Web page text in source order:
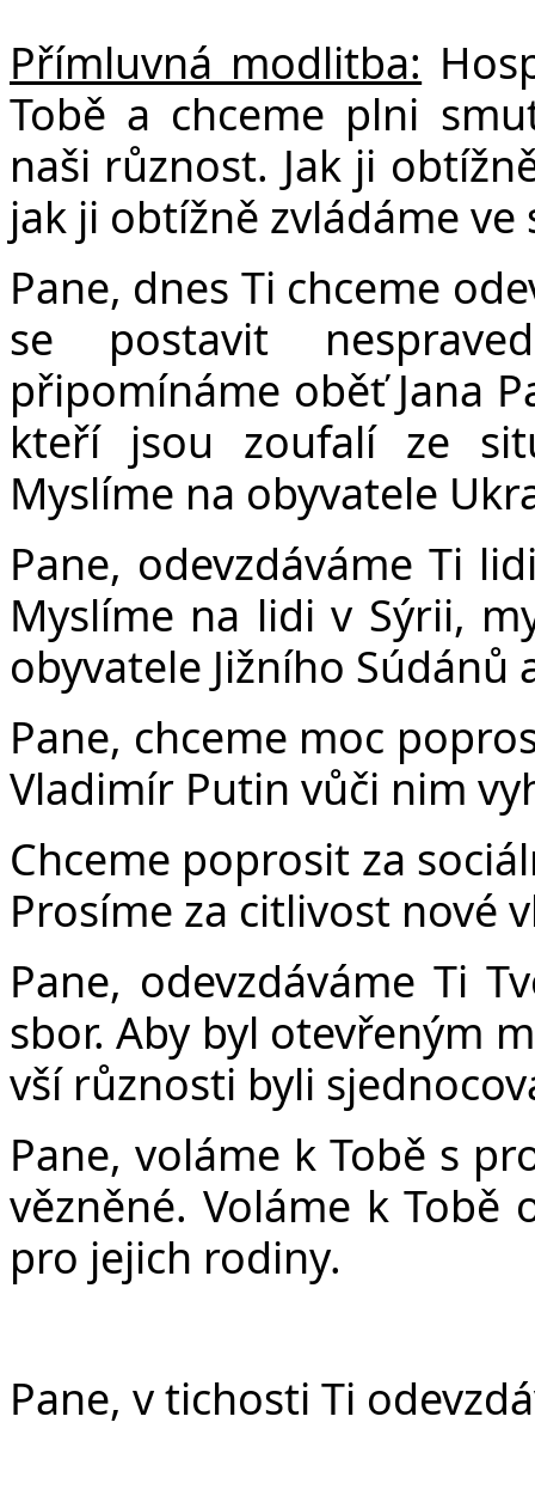
Přímluvná modlitba:
Tobě a chceme plni
naši různost. Jak ji
jak ji obtížně zvládáme ve
Pane, dnes Ti chceme
se postavit
připomínáme oběť Jana
kteří jsou zoufalí ze
Myslíme na obyvatele
Pane, odevzdáváme Ti
Myslíme na lidi v Sýrii,
obyvatele Jižního
Pane, chceme moc
Vladimír Putin vůči nim
Chceme poprosit za
Prosíme za citlivost nové
Pane, odevzdáváme Ti
sbor. Aby byl otevřeným
vší různosti byli
Pane, voláme k Tobě s
vězněné. Voláme k
pro jejich rodiny.
Pane, v tichosti Ti